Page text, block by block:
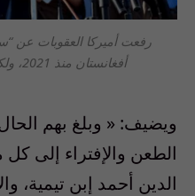
رفعت أميركا العقوبات عن
أفغانستان منذ 2021، ولكنها ما تزال تعتبره “خطرا”
ويضيف: « وبلغ بهم
الطعن والإفتراء إلى
الدين أحمد إبن تيمية،